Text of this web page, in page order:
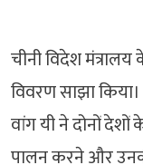
चीनी विदेश
विवरण साझा
वांग यी ने दोनों
पालन करने और